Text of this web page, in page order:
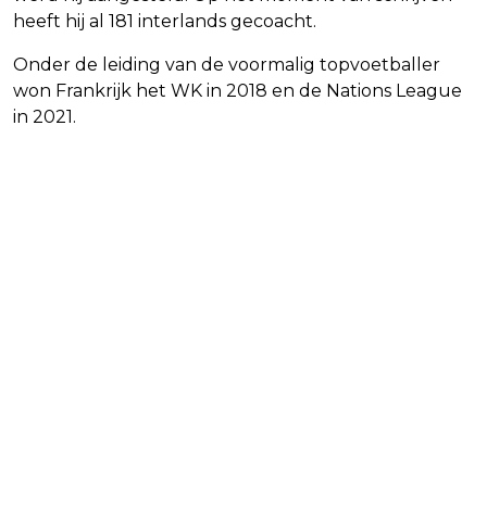
heeft hij al 181 interlands gecoacht.
Onder de leiding van de voormalig topvoetballer
won Frankrijk het WK in 2018 en de Nations League
in 2021.